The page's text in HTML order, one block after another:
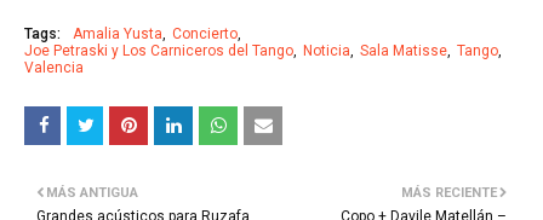
Tags: Amalia Yusta
Concierto
Joe Petraski y Los Carniceros del Tango
Noticia Sala Matisse Tango
Valencia
MÁS RECIENTE
MÁS ANTIGUA